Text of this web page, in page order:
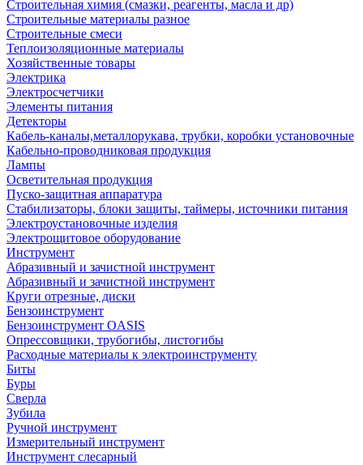
Строительная химия (смазки, реагенты, масла и др)
Строительные материалы разное
Строительные смеси
Теплоизоляционные материалы
Хозяйственные товары
Электрика
Электросчетчики
Элементы питания
Детекторы
Кабель-каналы,металлорукава, трубки, коробки установочные
Кабельно-проводниковая продукция
Лампы
Осветительная продукция
Пуско-защитная аппаратура
Стабилизаторы, блоки защиты, таймеры, источники питания
Электроустановочные изделия
Электрощитовое оборудование
Инструмент
Абразивный и зачистной инструмент
Абразивный и зачистной инструмент
Круги отрезные, диски
Бензоинструмент
Бензоинструмент OASIS
Опрессовщики, трубогибы, листогибы
Расходные материалы к электроинструменту
Биты
Буры
Сверла
Зубила
Ручной инструмент
Измерительный инструмент
Инструмент слесарный